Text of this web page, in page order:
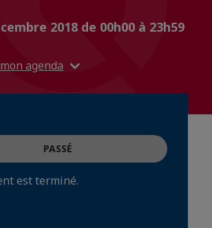
2018 de 00h00 à 23h59
agenda
PASSÉ
est terminé.